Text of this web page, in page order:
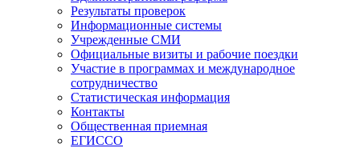
Результаты проверок
Информационные системы
Учрежденные СМИ
Официальные визиты и рабочие поездки
Участие в программах и международное
сотрудничество
Статистическая информация
Контакты
Общественная приемная
ЕГИССО